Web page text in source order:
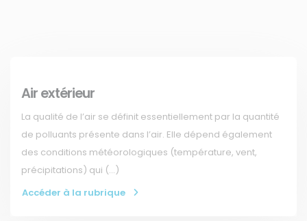
Air extérieur
La qualité de l’air se définit essentiellement par la quantité
de polluants présente dans l’air. Elle dépend également
des conditions météorologiques (température, vent,
précipitations) qui (…)
Accéder à la rubrique